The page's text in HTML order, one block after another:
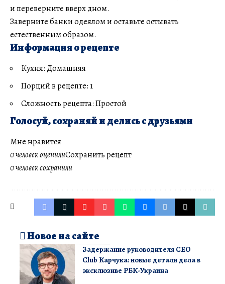
и переверните вверх дном.
Заверните банки одеялом и оставьте остывать
естественным образом.
Информация о рецепте
Кухня: Домашняя
Порций в рецепте: 1
Сложность рецепта: Простой
Голосуй, сохраняй и делись с друзьями
Мне нравится
0 человек оценилиСохранить рецепт
0 человек сохранили
Новое на сайте
Задержание руководителя CEO
Club Карчука: новые детали дела в
эксклюзиве РБК-Украина